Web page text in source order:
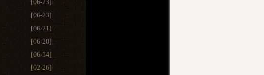
[06-23]
[06-23]
[06-21]
[06-20]
[06-14]
[02-26]